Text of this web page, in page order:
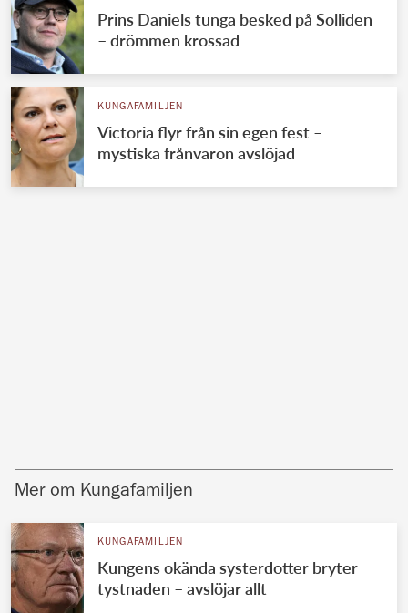
Prins Daniels tunga besked på Solliden
– drömmen krossad
KUNGAFAMILJEN
Victoria flyr från sin egen fest –
mystiska frånvaron avslöjad
Mer om Kungafamiljen
KUNGAFAMILJEN
Kungens okända systerdotter bryter
tystnaden – avslöjar allt